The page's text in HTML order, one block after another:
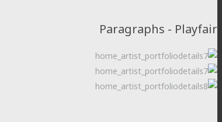
Paragraphs - Playfair